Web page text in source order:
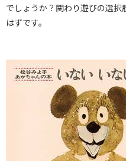
でしょうか？関わり遊びの選択
はずです。